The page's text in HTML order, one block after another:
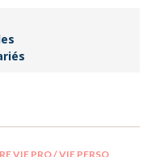
VIE PRO / VIE PERSO